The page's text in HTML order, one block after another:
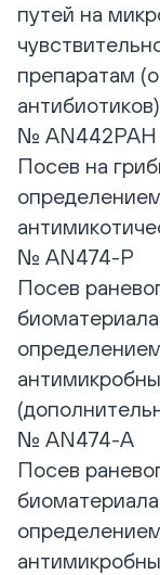
путей на
препаратам
антибиотиков)
№ AN442РАН
Посев на
№ AN474-P
Посев
№ AN474-A
Посев